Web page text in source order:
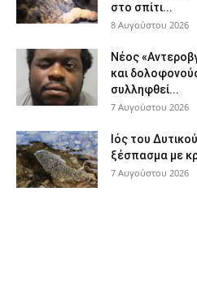
στο σπίτι...
8 Αυγούστου 2026
Νέος
και
συλληφθεί...
7 Αυγούστου 2026
Ιός του
ξέσπασμα με
7 Αυγούστου 2026